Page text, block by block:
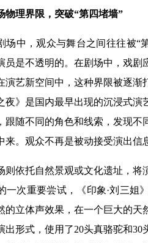
物理界限，突破“第四堵墙”
场中，观众与舞台之间往往被“
员是不透明的。在剧场中，戏
演艺新空间中，这种界限被逐
夜》是国内最早出现的沉浸式
跟随不同的角色和线索，发现
来。观众不再是被动接受演出信
则依托自然景观或文化遗址，
一次重要尝试，《印象·刘三姐
的立体声效果，在一个巨大的
出形式，使用了20头真骆驼和